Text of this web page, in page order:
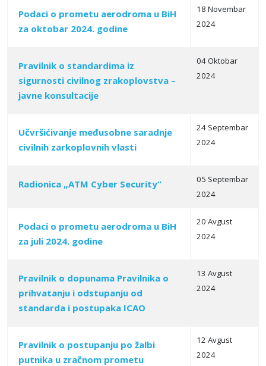
Podaci o prometu aerodroma u BiH
za oktobar 2024. godine
18 Novembar
2024
Pravilnik o standardima iz
sigurnosti civilnog zrakoplovstva –
javne konsultacije
04 Oktobar
2024
Učvršićivanje međusobne saradnje
civilnih zarkoplovnih vlasti
24 Septembar
2024
Radionica „ATM Cyber Security“
05 Septembar
2024
Podaci o prometu aerodroma u BiH
za juli 2024. godine
20 Avgust
2024
Pravilnik o dopunama Pravilnika o
prihvatanju i odstupanju od
standarda i postupaka ICAO
13 Avgust
2024
Pravilnik o postupanju po žalbi
putnika u zračnom prometu
12 Avgust
2024